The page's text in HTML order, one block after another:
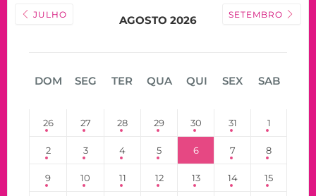
JULHO AGOSTO 2026 SETEMBRO
DOM SEG TER QUA QUI SEX SAB
26 27 28 29 30 31 1
2 3 4 5 6 7 8
9 10 11 12 13 14 15